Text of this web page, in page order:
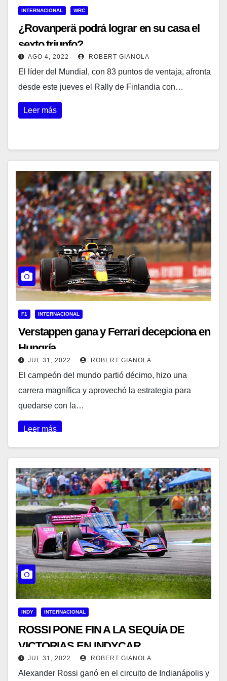
INTERNACIONAL WRC
¿Rovanperä podrá lograr en su casa el
sexto triunfo?
AGO 4, 2022 ROBERT GIANOLA
El líder del Mundial, con 83 puntos de ventaja, afronta
desde este jueves el Rally de Finlandia con…
Leer más
F1 INTERNACIONAL
Verstappen gana y Ferrari decepciona en
Hungría
JUL 31, 2022 ROBERT GIANOLA
El campeón del mundo partió décimo, hizo una
carrera magnífica y aprovechó la estrategia para
quedarse con la…
Leer más
INDY INTERNACIONAL
ROSSI PONE FIN A LA SEQUÍA DE
VICTORIAS EN INDYCAR
JUL 31, 2022 ROBERT GIANOLA
Alexander Rossi ganó en el circuito de Indianápolis y